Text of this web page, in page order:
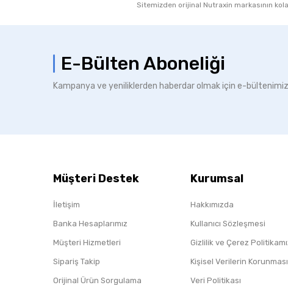
Sitemizden orijinal Nutraxin markasının
E-Bülten Aboneliği
Kampanya ve yeniliklerden haberdar olmak için e-
Müşteri Destek
İletişim
Banka Hesaplarımız
Müşteri Hizmetleri
Sipariş Takip
Orijinal Ürün Sorgulama
Kurumsal
Hakkımızda
Kullanıcı Sözleşmesi
Gizlilik ve Çerez
Kişisel Verilerin Korunması
Veri Politikası